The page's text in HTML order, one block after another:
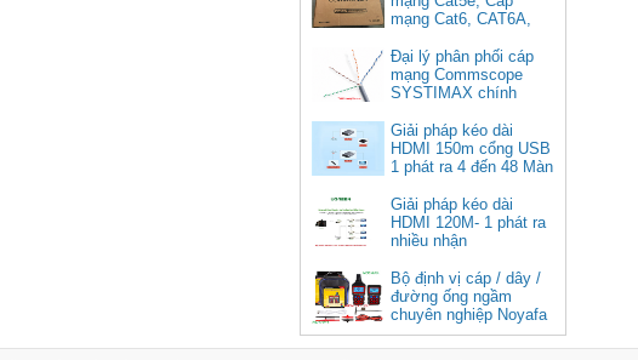
Cáp chuyển USB Type-C sang
Displayport 1.4 độ phân giải
cao cấp
Giá: 350,000 VNĐ
mạng Cat6, CAT6A,
Commscope
Đại lý phân phối cáp
mạng Commscope
SYSTIMAX chính
Giải pháp kéo dài
HDMI 150m cổng USB
1 phát ra 4 đến 48 Màn
Giải pháp kéo dài
HDMI 120M- 1 phát ra
nhiều nhận
Bộ định vị cáp / dây /
đường ống ngầm
chuyên nghiệp Noyafa
NF-826